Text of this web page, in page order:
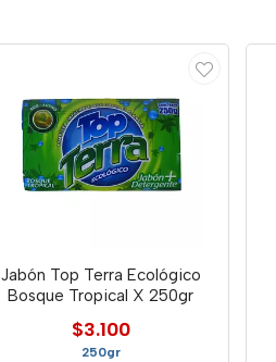
Jabón Top Terra Ecológico
Bosque Tropical X 250gr
$3.100
250gr